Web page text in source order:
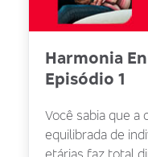
Harmonia
Episódio 1
Você sabia que a
equilibrada de
etárias faz total